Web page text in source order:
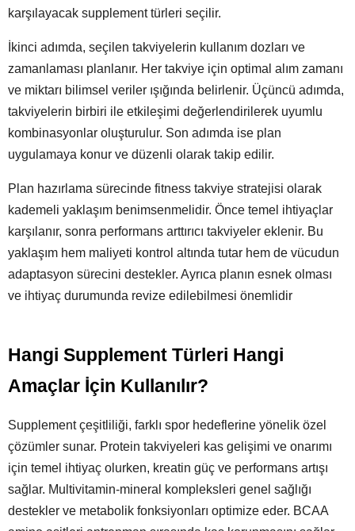
karşılayacak supplement türleri seçilir.
İkinci adımda, seçilen takviyelerin kullanım dozları ve
zamanlaması planlanır. Her takviye için optimal alım zamanı
ve miktarı bilimsel veriler ışığında belirlenir. Üçüncü adımda,
takviyelerin birbiri ile etkileşimi değerlendirilerek uyumlu
kombinasyonlar oluşturulur. Son adımda ise plan
uygulamaya konur ve düzenli olarak takip edilir.
Plan hazırlama sürecinde fitness takviye stratejisi olarak
kademeli yaklaşım benimsenmelidir. Önce temel ihtiyaçlar
karşılanır, sonra performans arttırıcı takviyeler eklenir. Bu
yaklaşım hem maliyeti kontrol altında tutar hem de vücudun
adaptasyon sürecini destekler. Ayrıca planın esnek olması
ve ihtiyaç durumunda revize edilebilmesi önemlidir
Hangi Supplement Türleri Hangi
Amaçlar İçin Kullanılır?
Supplement çeşitliliği, farklı spor hedeflerine yönelik özel
çözümler sunar. Protein takviyeleri kas gelişimi ve onarımı
için temel ihtiyaç olurken, kreatin güç ve performans artışı
sağlar. Multivitamin-mineral kompleksleri genel sağlığı
destekler ve metabolik fonksiyonları optimize eder. BCAA